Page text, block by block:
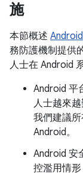
施
本節概述
務防護機制提供
人士在 Android
Android 平
人士越來
我們建議
Android。
Android 安
控濫用情